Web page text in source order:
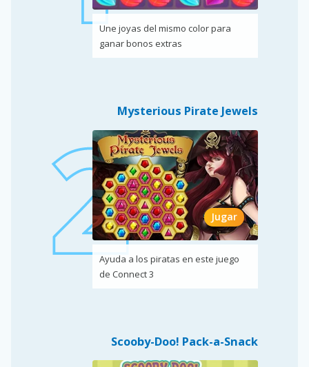
Une joyas del mismo color para
ganar bonos extras
Mysterious Pirate Jewels
Jugar
Ayuda a los piratas en este juego
de Connect 3
Scooby-Doo! Pack-a-Snack